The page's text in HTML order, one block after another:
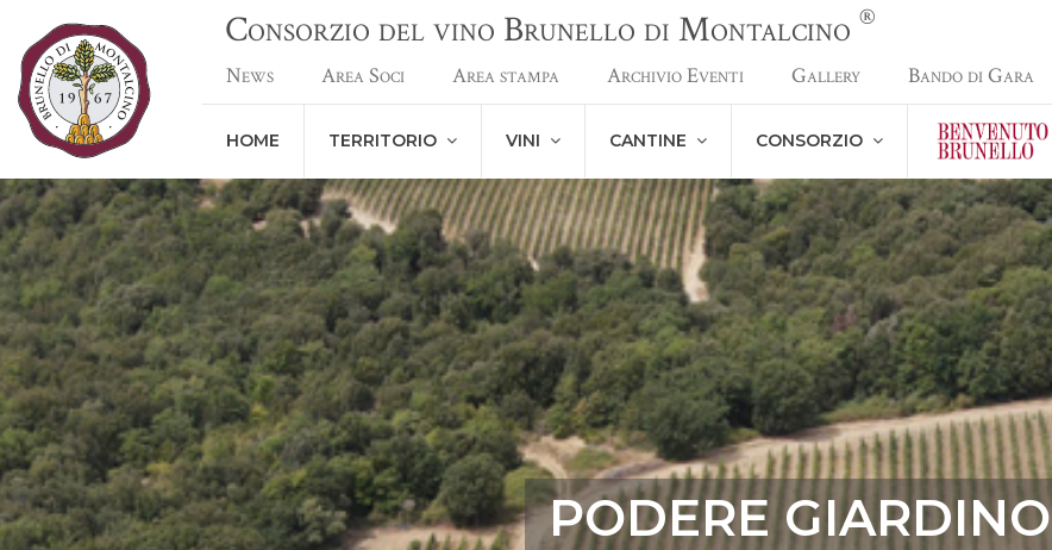
Consorzio del vino Brunello di Montalcino ®
News Area Soci Area stampa Archivio Eventi Gallery Bando di Gara
HOME TERRITORIO VINI CANTINE CONSORZIO
PODERE GIARDINO